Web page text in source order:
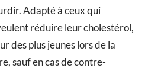
Adapté à ceux qui
réduire leur cholestérol,
des plus jeunes lors de la
sauf en cas de contre-